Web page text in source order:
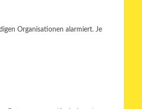
Organisationen alarmiert. Je